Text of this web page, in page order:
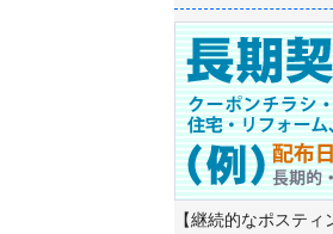
【継続的なポステ